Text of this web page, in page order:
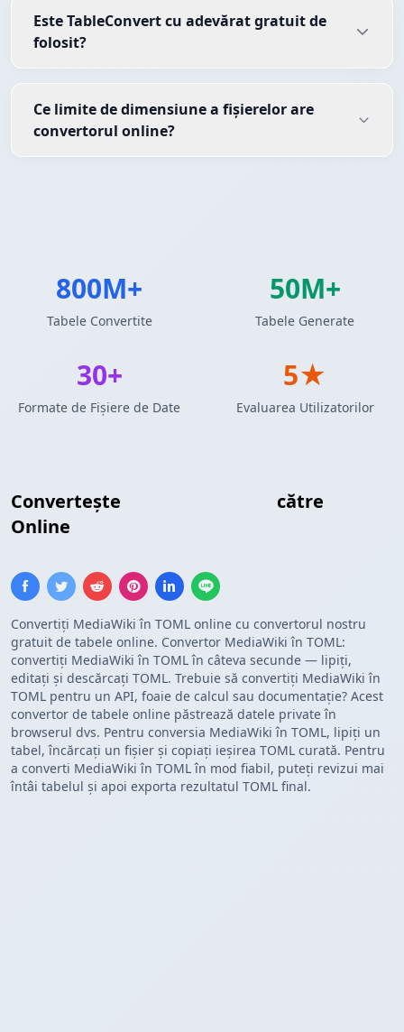
Convertește către
Online
Convertiți MediaWiki în TOML online cu convertorul nostru
gratuit de tabele online. Convertor MediaWiki în TOML:
convertiți MediaWiki în TOML în câteva secunde — lipiți,
editați și descărcați TOML. Trebuie să convertiți MediaWiki în
TOML pentru un API, foaie de calcul sau documentație? Acest
convertor de tabele online păstrează datele private în
browserul dvs. Pentru conversia MediaWiki în TOML, lipiți un
tabel, încărcați un fișier și copiați ieșirea TOML curată. Pentru
a converti MediaWiki în TOML în mod fiabil, puteți revizui mai
întâi tabelul și apoi exporta rezultatul TOML final.
Este TableConvert cu adevărat gratuit de
folosit?
Ce limite de dimensiune a fișierelor are
convertorul online?
800M+
Tabele Convertite
50M+
Tabele Generate
30+
Formate de Fișiere de Date
5★
Evaluarea Utilizatorilor